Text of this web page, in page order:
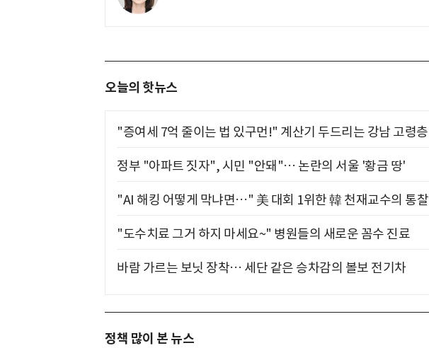
오늘의 핫뉴스
"증여세 7억 줄이는 법 있구먼!" 계산기 두드리는 강남 고령층
정부 "아파트 짓자", 시민 "안돼"… 논란의 서울 '황금 땅'
"AI 해킹 어떻게 막냐면…" 美 대회 1위한 韓 천재교수의 통찰
"도수치료 그거 하지 마세요~" 병원들의 새로운 꼼수 진료
바람 가르는 보닛 장착… 세단 같은 승차감의 볼보 전기차
정책 많이 본 뉴스